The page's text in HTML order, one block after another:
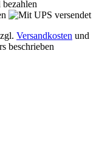
Versandkosten und
beschrieben